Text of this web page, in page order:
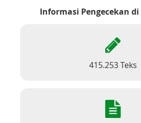
Informasi Pengecekan
415.253 Teks